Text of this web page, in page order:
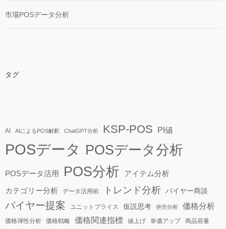
市場POSデータ分析
タグ
AI AIによるPOS解釈 ChatGPT分析 KSP-POS PI値
POSデータ POSデータ分析
POSデータ活用 POS分析 アイテム分析
カテゴリー分析 データ活用術 トレンド分析 バイヤー商談
バイヤー提案 ユニットプライス 仮説思考 併売分析 価格分析
価格弾性分析 価格戦略 価格関連指標 値上げ 単価アップ 商品容量